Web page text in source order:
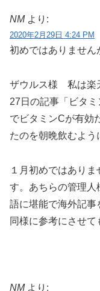
NM より:
2020年2月29日 4:24 PM
初めではありません
ザウルス様 私は楽
27日の記事「ビタミ
でビタミンCが有効
たのを朝晩飲むよう
１月初めではあり
す。あちらの管理人
語に堪能で海外記事
同様に参考にさせて
NM より: